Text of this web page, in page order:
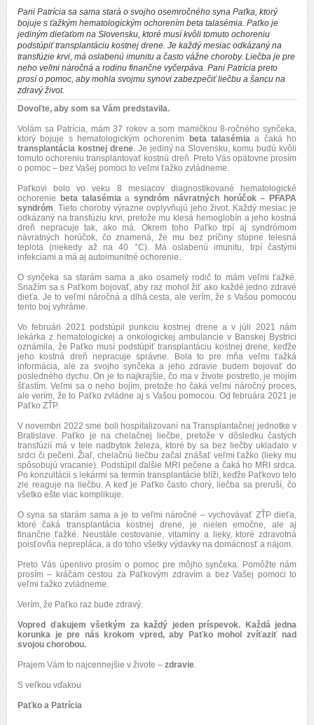
Pani Patrícia sa sama stará o svojho osemročného syna Paťka, ktorý
bojuje s ťažkým hematologickým ochorením beta talasémia. Paťko je
jediným dieťaťom na Slovensku, ktoré musí kvôli tomuto ochoreniu
podstúpiť transplantáciu kostnej drene. Je každý mesiac odkázaný na
transfúzie krvi, má oslabenú imunitu a často vážne choroby. Liečba je pre
neho veľmi náročná a rodinu finančne vyčerpáva. Pani Patrícia preto
prosí o pomoc, aby mohla svojmu synovi zabezpečiť liečbu a šancu na
zdravý život.
Dovoľte, aby som sa Vám predstavila.
Volám sa Patrícia, mám 37 rokov a som mamičkou 8-ročného synčeka,
ktorý bojuje s hematologickým ochorením
beta talasémia a čaká ho
transplantácia kostnej drene. Je jediný na Slovensku, komu budú kvôli
tomuto ochoreniu transplantovať kostnú dreň. Preto Vás opätovne prosím
o pomoc – bez Vašej pomoci to veľmi ťažko zvládneme.
Paťkovi bolo vo veku 8 mesiacov diagnostikované hematologické
ochorenie
beta talasémiaa syndróm návratných horúčok – PFAPA
syndróm. Tieto choroby výrazne ovplyvňujú jeho život. Každý mesiac je
odkázaný na transfúziu krvi, pretože mu klesá hemoglobín a jeho kostná
dreň nepracuje tak, ako má. Okrem toho Paťko trpí aj syndrómom
návratných horúčok, čo znamená, že mu bez príčiny stúpne telesná
teplota (niekedy až na 40 °C). Má oslabenú imunitu, trpí častými
infekciami a má aj autoimunitné ochorenie.
O synčeka sa starám sama a ako osamelý rodič to mám veľmi ťažké.
Snažím sa s Paťkom bojovať, aby raz mohol žiť ako každé jedno zdravé
dieťa. Je to veľmi náročná a dlhá cesta, ale verím, že s Vašou pomocou
tento boj vyhráme.
Vo februári 2021 podstúpil punkciu kostnej drene a v júli 2021 nám
lekárka z hematologickej a onkologickej ambulancie v Banskej Bystrici
oznámila, že Paťko musí podstúpiť transplantáciu kostnej drene, keďže
jeho kostná dreň nepracuje správne. Bola to pre mňa veľmi ťažká
informácia, ale za svojho synčeka a jeho zdravie budem bojovať do
posledného dychu. On je to najkrajšie, čo ma v živote postretlo, je mojím
šťastím. Veľmi sa o neho bojím, pretože ho čaká veľmi náročný proces,
ale verím, že to Paťko zvládne aj s Vašou pomocou. Od februára 2021 je
Paťko ZŤP.
V novembri 2022 sme boli hospitalizovaní na Transplantačnej jednotke v
Bratislave. Paťko je na chelačnej liečbe, pretože v dôsledku častých
transfúzií má v tele nadbytok železa, ktoré by sa bez liečby ukladalo v
srdci či pečeni. Žiaľ, chelačnú liečbu začal znášať veľmi ťažko (lieky mu
spôsobujú vracanie). Podstúpil ďalšie MRI pečene a čaká ho MRI srdca.
Po konzultácii s lekármi sa termín transplantácie blíži, keďže Paťkovo telo
zle reaguje na liečbu. A keď je Paťko často chorý, liečba sa preruší, čo
všetko ešte viac komplikuje.
O syna sa starám sama a je to veľmi náročné – vychovávať ZŤP dieťa,
ktoré čaká transplantácia kostnej drene, je nielen emočne, ale aj
finančne ťažké. Neustále cestovanie, vitamíny a lieky, ktoré zdravotná
poisťovňa neprepláca, a do toho všetky výdavky na domácnosť a nájom.
Preto Vás úpenlivo prosím o pomoc pre môjho synčeka. Pomôžte nám
prosím – kráčam cestou za Paťkovým zdravím a bez Vašej pomoci to
veľmi ťažko zvládneme.
Verím, že Paťko raz bude zdravý.
Vopred ďakujem všetkým za každý jeden príspevok. Každá jedna
korunka je pre nás krokom vpred, aby Paťko mohol zvíťaziť nad
svojou chorobou.
Prajem Vám to najcennejšie v živote – zdravie.
S veľkou vďakou
Paťko a Patrícia